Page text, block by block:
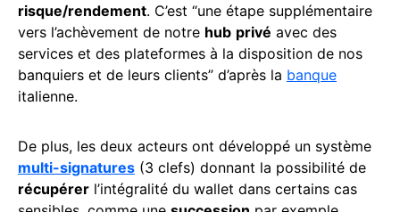
risque/rendement. C’est “une étape supplémentaire
vers l’achèvement de notre hub privé avec des
services et des plateformes à la disposition de nos
banquiers et de leurs clients” d’après la banque
italienne.
De plus, les deux acteurs ont développé un système
multi-signatures (3 clefs) donnant la possibilité de
récupérer l’intégralité du wallet dans certains cas